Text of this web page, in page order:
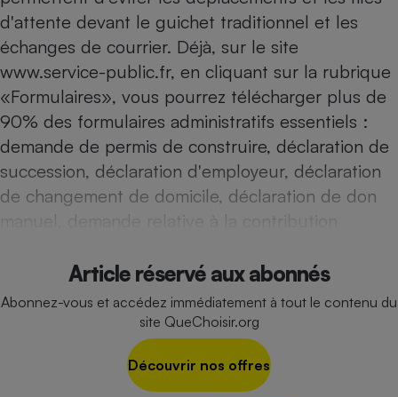
d'attente devant le guichet traditionnel et les
échanges de courrier. Déjà, sur le site
www.service-public.fr, en cliquant sur la rubrique
«Formulaires», vous pourrez télécharger plus de
90% des formulaires administratifs essentiels :
demande de permis de construire, déclaration de
succession, déclaration d'employeur, déclaration
de changement de domicile, déclaration de don
manuel, demande relative à la contribution
Article réservé aux abonnés
Abonnez-vous et accédez immédiatement à tout le contenu du
site QueChoisir.org
Découvrir nos offres
Plaque de cuisson à
induction
Climatiseur -
Ventilateur
Téléphone mobile -
Smartphone
Radiateur électrique
Climatiseur -
Ventilateur